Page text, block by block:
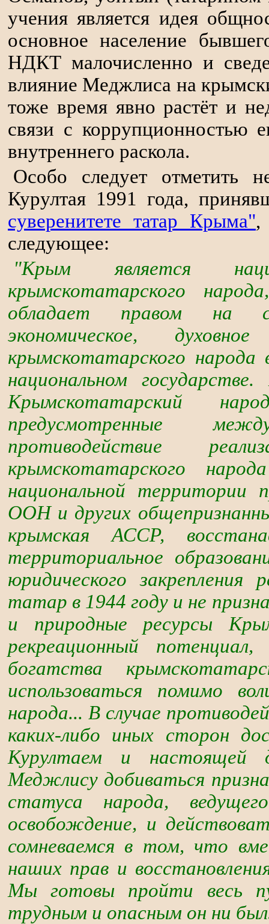
учения является идея
основное население
НДКТ малочисленно и
влияние Меджлиса на
тоже время явно растёт и
связи с коррупционностью
внутреннего раскола.
Особо следует отметить
Курултая 1991 года,
суверенитете татар Крыма",
следующее:
"Крым является
крымскотатарского
обладает правом на
экономическое,
крымскотатарского народа
национальном
Крымскотатарский
предусмотренные
противодействие
крымскотатарского
национальной территории
ООН и других
крымская АССР,
территориальное
юридического закрепления
татар в 1944 году и не
и природные ресурсы
рекреационный
богатства
использоваться помимо
народа... В случае
каких-либо иных сторон
Курултаем и настоящей
Меджлису добиваться
статуса народа,
освобождение, и
сомневаемся в том, что
наших прав и
Мы готовы пройти весь
трудным и опасным он ни